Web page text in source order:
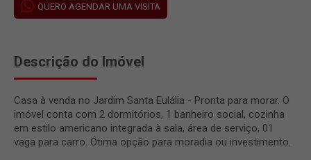
QUERO AGENDAR UMA VISITA
Descrição do Imóvel
Casa à venda no Jardim Santa Eulália - Pronta para morar. O
imóvel conta com 2 dormitórios, 1 banheiro social, cozinha
em estilo americano integrada à sala, área de serviço, 01
vaga para carro. Ótima opção para moradia ou investimento.